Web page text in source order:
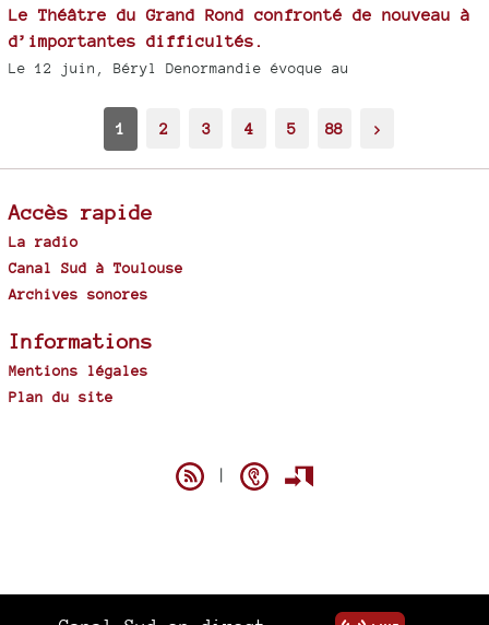
Le Théâtre du Grand Rond confronté de nouveau à
d’importantes difficultés.
Le 12 juin, Béryl Denormandie évoque au
1 2 3 4 5 88 >
Accès rapide
La radio
Canal Sud à Toulouse
Archives sonores
Informations
Mentions légales
Plan du site
|